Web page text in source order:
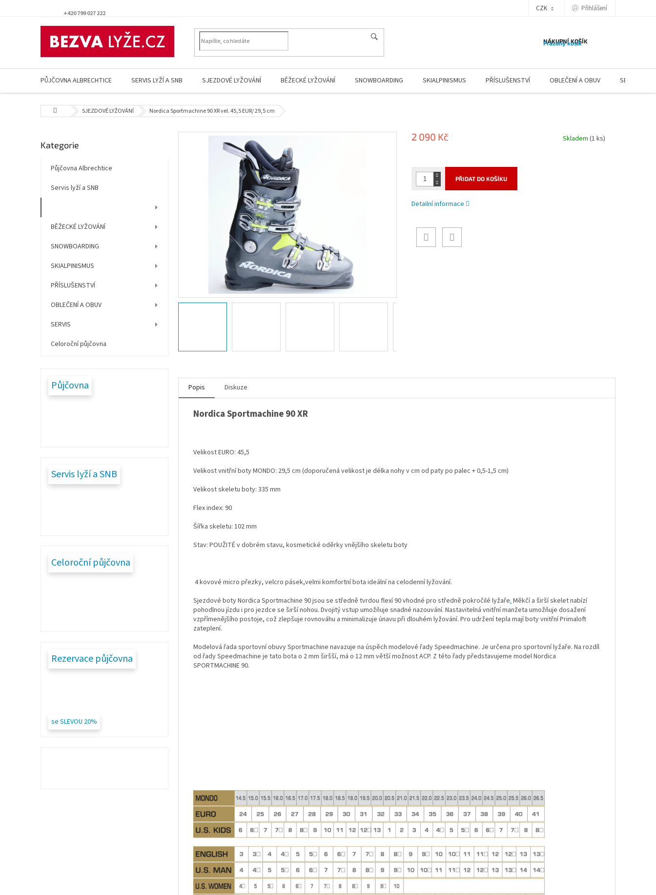
+420 799 027 222
CZK Přihlášení
NÁKUPNÍ KOŠÍK
Prázdný košík
PŮJČOVNA ALBRECHTICE SERVIS LYŽÍ A SNB SJEZDOVÉ LYŽOVÁNÍ BĚŽECKÉ LYŽOVÁNÍ SNOWBOARDING SKIALPINISMUS PŘÍSLUŠENSTVÍ OBLEČENÍ A OBUV SERVIS
Domů SJEZDOVÉ LYŽOVÁNÍ Nordica Sportmachine 90 XR vel. 45,5 EUR/ 29,5 cm
o
n
Přeskočit
Kategorie
Půjčovna Albrechtice
Servis lyží a SNB
BĚŽECKÉ LYŽOVÁNÍ
SNOWBOARDING
SKIALPINISMUS
PŘÍSLUŠENSTVÍ
OBLEČENÍ A OBUV
SERVIS
Celoroční půjčovna
Půjčovna
Servis lyží a SNB
Celoroční půjčovna
Rezervace půjčovna
se SLEVOU 20%
2 090 Kč Skladem (1 ks)
PŘIDAT DO KOŠÍKU
Detailní informace
Popis Diskuze
Nordica Sportmachine 90 XR
Velikost EURO: 45,5
Velikost vnitřní boty MONDO: 29,5 cm (doporučená velikost je délka nohy v cm od paty po palec + 0,5-1,5 cm)
Velikost skeletu boty: 335 mm
Flex index: 90
Šířka skeletu: 102 mm
Stav: POUŽITÉ v dobrém stavu, kosmetické oděrky vnějšího skeletu boty
4 kovové micro přezky, velcro pásek,velmi komfortní bota ideální na celodenní lyžování.
Sjezdové boty Nordica Sportmachine 90 jsou se středně tvrdou flexí 90 vhodné pro středně pokročilé lyžaře.Měkčí a širší skelet nabízí
pohodlnou jízdu i pro jezdce se širší nohou. Dvojitý vstup umožňuje snadné nazouvání. Nastavitelná vnitřní manžeta umožňuje dosažení
vzpřímenějšího postoje, což zlepšuje rovnováhu a minimalizuje únavu při dlouhém lyžování. Pro udržení tepla mají boty vnitřní Primaloft
zateplení.
Modelová řada sportovní obuvy Sportmachine navazuje na úspěch modelové řady Speedmachine. Je určena pro sportovní lyžaře. Na rozdíl
od řady Speedmachine je tato bota o 2 mm širšší, má o 12 mm větší možnost ACP. Z této řady představujeme model Nordica
SPORTMACHINE 90.